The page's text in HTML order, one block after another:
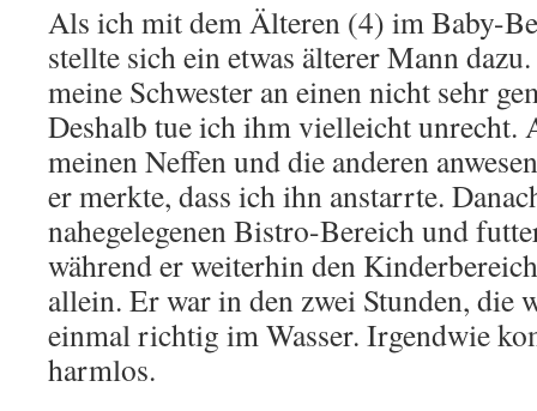
Als ich mit dem Älteren (4) im Baby-
stellte sich ein etwas älterer Mann
meine Schwester an einen nicht sehr
Deshalb tue ich ihm vielleicht unrecht.
meinen Neffen und die anderen
er merkte, dass ich ihn anstarrte.
nahegelegenen Bistro-Bereich und
während er weiterhin den
allein. Er war in den zwei Stunden, die
einmal richtig im Wasser. Irgendwie
harmlos.